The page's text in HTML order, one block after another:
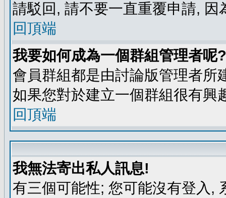
請駁回, 請不要一直重覆申請, 因
回頂端
我要如何成為一個群組管理者呢?
會員群組都是由討論版管理者所
如果您對於建立一個群組很有興
回頂端
我無法寄出私人訊息!
有三個可能性; 您可能沒有登入,